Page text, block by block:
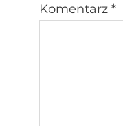
Komentarz *